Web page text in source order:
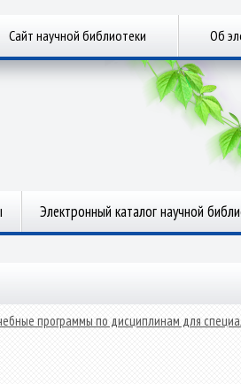
Сайт научной библиотеки Об
Электронный каталог научной
программы по дисциплинам для